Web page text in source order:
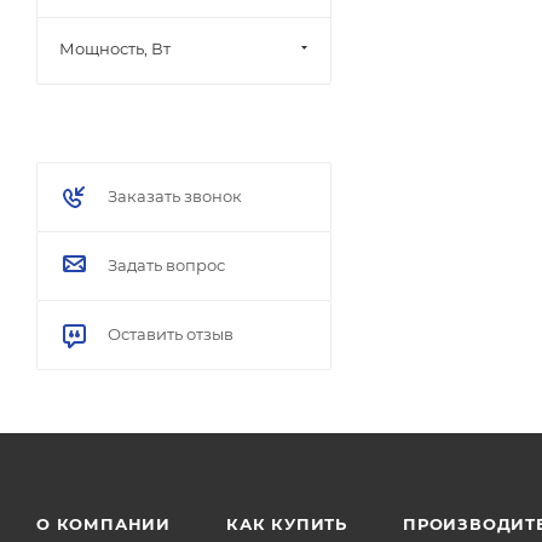
Мощность, Вт
Заказать звонок
Задать вопрос
Оставить отзыв
О КОМПАНИИ КАК КУПИТЬ